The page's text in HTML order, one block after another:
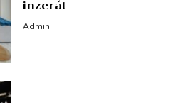
inzerát
Admin